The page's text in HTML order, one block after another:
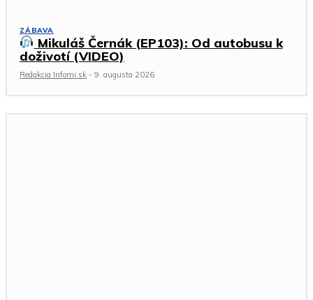
ZÁBAVA
Mikuláš Černák (EP103): Od autobusu k
doživotí (VIDEO)
Redakcia Infomi.sk - 9. augusta 2026